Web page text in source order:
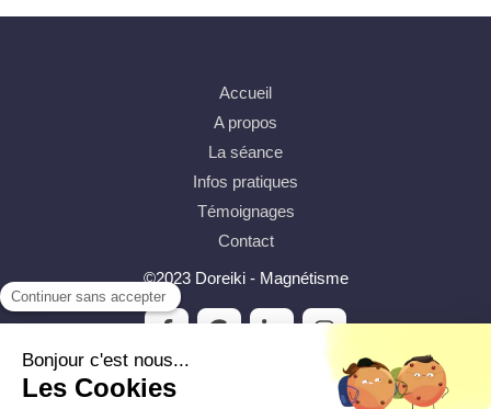
Accueil
A propos
La séance
Infos pratiques
Témoignages
Contact
©2023 Doreiki - Magnétisme